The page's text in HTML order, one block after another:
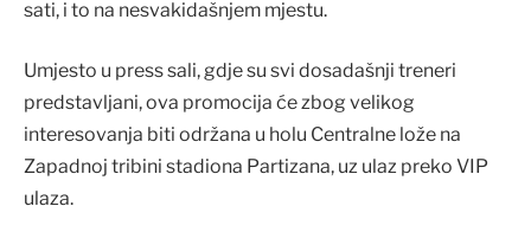
sati, i to na nesvakidašnjem mjestu.
Umjesto u press sali, gdje su svi dosadašnji treneri
predstavljani, ova promocija će zbog velikog
interesovanja biti održana u holu Centralne lože na
Zapadnoj tribini stadiona Partizana, uz ulaz preko VIP
ulaza.